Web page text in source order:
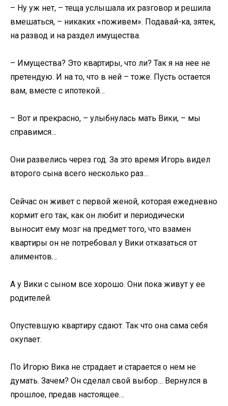
– Ну уж нет, – теща услышала их разговор и решила
вмешаться, – никаких «поживем». Подавай-ка, зятек,
на развод и на раздел имущества.
– Имущества? Это квартиры, что ли? Так я на нее не
претендую. И на то, что в ней – тоже. Пусть остается
вам, вместе с ипотекой…
– Вот и прекрасно, – улыбнулась мать Вики, – мы
справимся…
Они развелись через год. За это время Игорь видел
второго сына всего несколько раз…
Сейчас он живет с первой женой, которая ежедневно
кормит его так, как он любит и периодически
выносит ему мозг на предмет того, что взамен
квартиры он не потребовал у Вики отказаться от
алиментов…
А у Вики с сыном все хорошо. Они пока живут у ее
родителей.
Опустевшую квартиру сдают. Так что она сама себя
окупает.
По Игорю Вика не страдает и старается о нем не
думать. Зачем? Он сделал свой выбор… Вернулся в
прошлое, предав настоящее…